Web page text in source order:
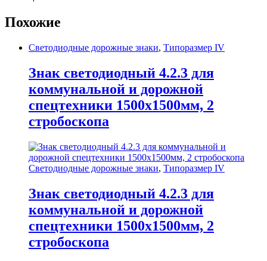
Похожие
Светодиодные дорожные знаки, Типоразмер IV
Знак светодиодный 4.2.3 для
коммунальной и дорожной
спецтехники 1500х1500мм, 2
стробоскопа
Светодиодные дорожные знаки, Типоразмер IV
Знак светодиодный 4.2.3 для
коммунальной и дорожной
спецтехники 1500х1500мм, 2
стробоскопа